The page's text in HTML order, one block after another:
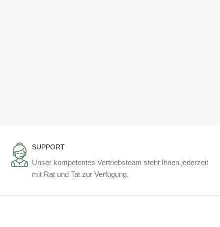
SUPPORT
Unser kompetentes Vertriebsteam steht Ihnen jederzeit
mit Rat und Tat zur Verfügung.